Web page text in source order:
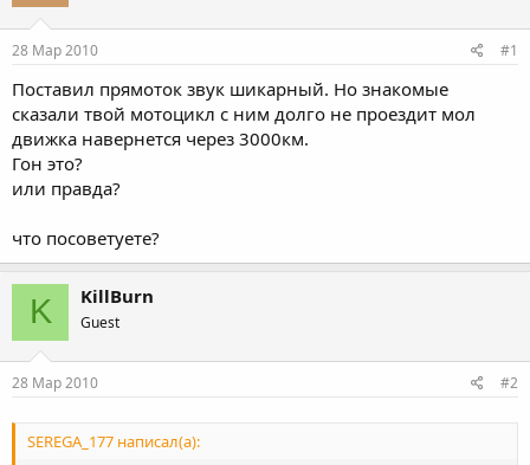
28 Мар 2010 #1
Поставил прямоток звук шикарный. Но знакомые
сказали твой мотоцикл с ним долго не проездит мол
движка навернется через 3000км.
Гон это?
или правда?
что посоветуете?
K KillBurn
Guest
28 Мар 2010 #2
SEREGA_177 написал(а):